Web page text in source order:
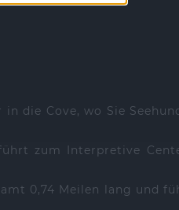
die Cove, wo Sie
zum Interpretive
0,74 Meilen lang und